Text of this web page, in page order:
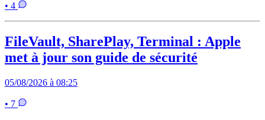
• 4
FileVault, SharePlay, Terminal : Apple
met à jour son guide de sécurité
05/08/2026 à 08:25
• 7